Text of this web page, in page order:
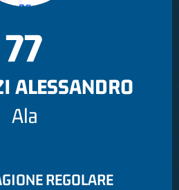
77
ALESSANDRO
Ala
REGOLARE